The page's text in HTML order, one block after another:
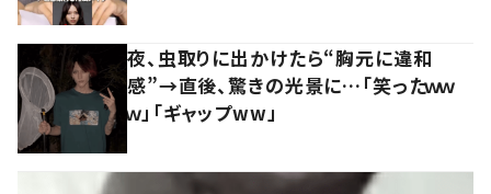
夜、虫取りに出かけたら“胸元に違和
感”→直後、驚きの光景に…「笑ったｗｗ
ｗ」「ギャップww」